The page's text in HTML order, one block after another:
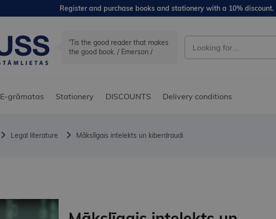
Register and purchase books and stationery with a 10% discount.
'Tis the good reader that makes
the good book. / Emerson /
E-grāmatas Stationery DISCOUNTS Delivery conditions
Legal literature Mākslīgais intelekts un kiberdraudi